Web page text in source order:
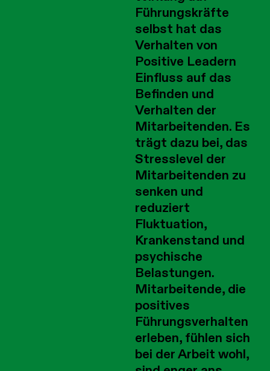
Führungskräfte
selbst hat das
Verhalten von
Positive Leadern
Einfluss auf das
Befinden und
Verhalten der
Mitarbeitenden. Es
trägt dazu bei, das
Stresslevel der
Mitarbeitenden zu
senken und
reduziert
Fluktuation,
Krankenstand und
psychische
Belastungen.
Mitarbeitende, die
positives
Führungsverhalten
erleben, fühlen sich
bei der Arbeit wohl,